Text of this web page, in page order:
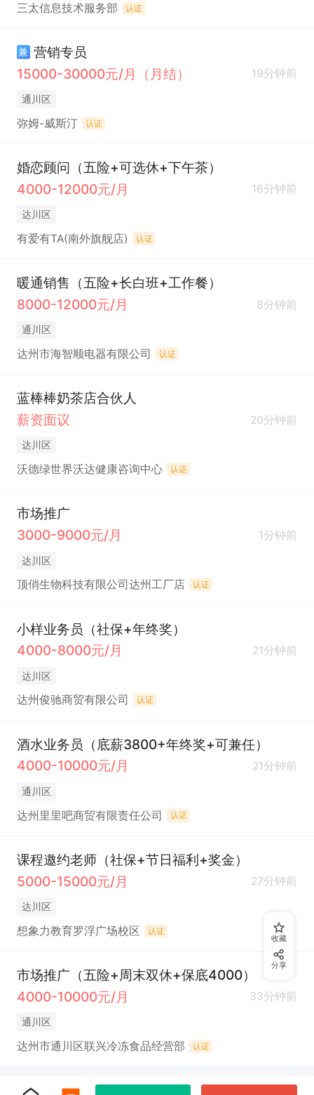
三太信息技术服务部 认证
兼 营销专员
15000-30000元/月（月结）
19分钟前
通川区
弥姆-威斯汀 认证
婚恋顾问（五险+可选休+下午茶）
4000-12000元/月
16分钟前
达川区
有爱有TA(南外旗舰店) 认证
暖通销售（五险+长白班+工作餐）
8000-12000元/月
8分钟前
通川区
达州市海智顺电器有限公司 认证
蓝棒棒奶茶店合伙人
薪资面议
20分钟前
达川区
沃德绿世界沃达健康咨询中心 认证
市场推广
3000-9000元/月
1分钟前
达川区
顶俏生物科技有限公司达州工厂店 认证
小样业务员（社保+年终奖）
4000-8000元/月
21分钟前
达川区
达州俊驰商贸有限公司 认证
酒水业务员（底薪3800+年终奖+可兼任）
4000-10000元/月
21分钟前
通川区
达州里里吧商贸有限责任公司 认证
课程邀约老师（社保+节日福利+奖金）
5000-15000元/月
27分钟前
达川区
想象力教育罗浮广场校区 认证
市场推广（五险+周末双休+保底4000）
4000-10000元/月
33分钟前
通川区
达州市通川区联兴冷冻食品经营部 认证
收藏
分享